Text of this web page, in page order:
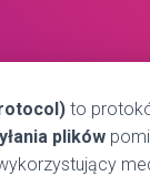
to
plików